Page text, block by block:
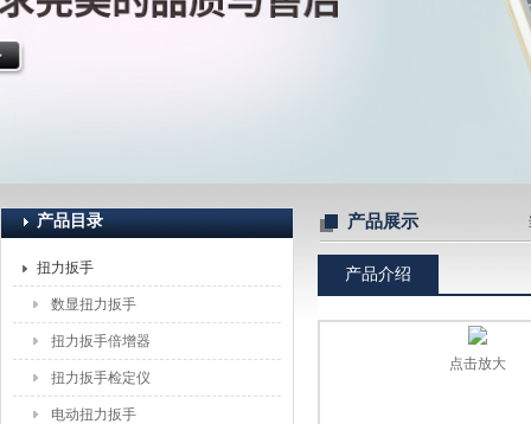
产品目录
扭力扳手
数显扭力扳手
扭力扳手倍增器
扭力扳手检定仪
电动扭力扳手
产品展示
产品介绍
点击放大